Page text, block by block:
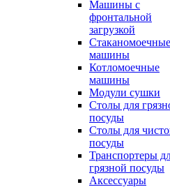
Машины с
фронтальной
загрузкой
Стаканомоечные
машины
Котломоечные
машины
Модули сушки
Столы для
посуды
Столы для
посуды
Транспортеры
грязной посуды
Аксессуары